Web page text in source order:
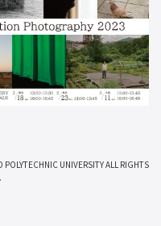
UNIVERSITY ALL RIGHTS